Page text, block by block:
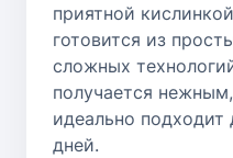
приятной
готовится из
сложных
получается
идеально подходит
дней.